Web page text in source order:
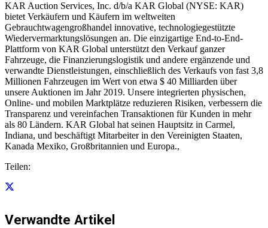
KAR Auction Services, Inc. d/b/a KAR Global (NYSE: KAR)
bietet Verkäufern und Käufern im weltweiten
Gebrauchtwagengroßhandel innovative, technologiegestützte
Wiedervermarktungslösungen an. Die einzigartige End-to-End-
Plattform von KAR Global unterstützt den Verkauf ganzer
Fahrzeuge, die Finanzierungslogistik und andere ergänzende und
verwandte Dienstleistungen, einschließlich des Verkaufs von fast 3,8
Millionen Fahrzeugen im Wert von etwa $ 40 Milliarden über
unsere Auktionen im Jahr 2019. Unsere integrierten physischen,
Online- und mobilen Marktplätze reduzieren Risiken, verbessern die
Transparenz und vereinfachen Transaktionen für Kunden in mehr
als 80 Ländern. KAR Global hat seinen Hauptsitz in Carmel,
Indiana, und beschäftigt Mitarbeiter in den Vereinigten Staaten,
Kanada Mexiko, Großbritannien und Europa.,
Teilen:
Verwandte Artikel